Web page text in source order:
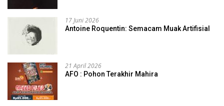
17 Juni 2026
Antoine Roquentin: Semacam Muak Artifisial
21 April 2026
AFO : Pohon Terakhir Mahira